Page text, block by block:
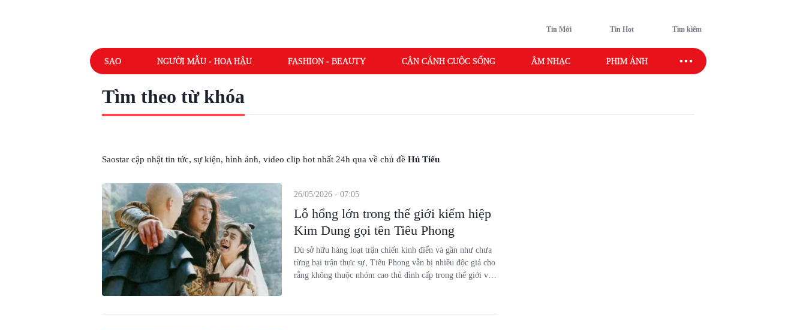
Tin Mới Tin Hot Tìm kiếm
SAO NGƯỜI MẪU - HOA HẬU FASHION - BEAUTY CẬN CẢNH CUỘC SỐNG ÂM NHẠC PHIM ẢNH SAO SPORT
Tìm theo từ khóa
Saostar cập nhật tin tức, sự kiện, hình ảnh, video clip hot nhất 24h qua về chủ đề Hủ Tiếu
Lỗ hổng lớn trong thế giới kiếm hiệp
Kim Dung gọi tên Tiêu Phong
26/05/2026 - 07:05
Dù sở hữu hàng loạt trận chiến kinh điển và gần như chưa
từng bại trận thực sự, Tiêu Phong vẫn bị nhiều độc giả cho
rằng không thuộc nhóm cao thủ đỉnh cấp trong thế giới võ